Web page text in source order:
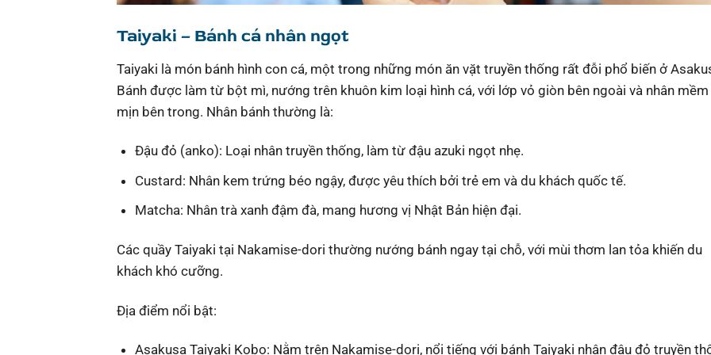
Taiyaki – Bánh cá nhân ngọt
Taiyaki là món bánh hình con cá, một trong những món ăn vặt truyền thống rất đỗi phổ biến ở
Bánh được làm từ bột mì, nướng trên khuôn kim loại hình cá, với lớp vỏ giòn bên ngoài và nhân mềm
mịn bên trong. Nhân bánh thường là:
Đậu đỏ (anko): Loại nhân truyền thống, làm từ đậu azuki ngọt nhẹ.
Custard: Nhân kem trứng béo ngậy, được yêu thích bởi trẻ em và du khách quốc tế.
Matcha: Nhân trà xanh đậm đà, mang hương vị Nhật Bản hiện đại.
Các quầy Taiyaki tại Nakamise-dori thường nướng bánh ngay tại chỗ, với mùi thơm lan tỏa khiến du
khách khó cưỡng.
Địa điểm nổi bật:
Asakusa Taiyaki Kobo: Nằm trên Nakamise-dori, nổi tiếng với bánh Taiyaki nhân đậu đỏ truyền